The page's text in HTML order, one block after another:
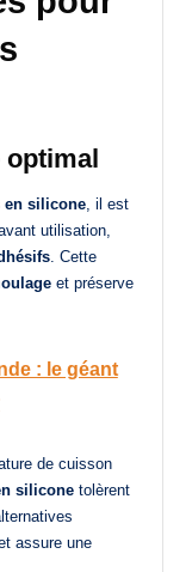
en silicone, il est
utilisation,
. Cette
et préserve
: le géant
de cuisson
silicone tolèrent
assure une